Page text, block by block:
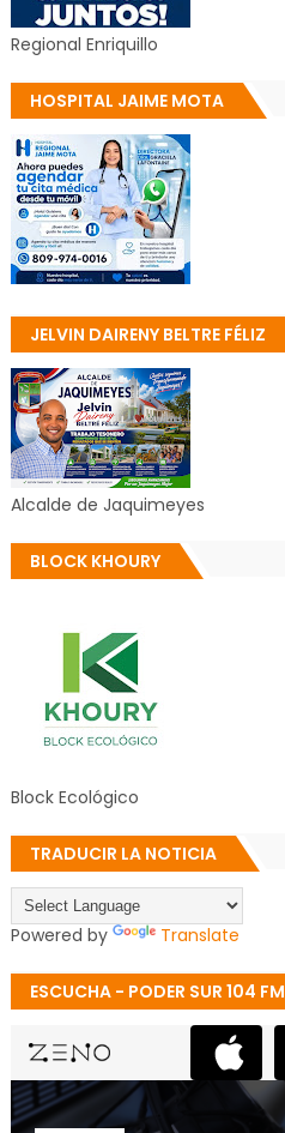
Regional Enriquillo
HOSPITAL JAIME MOTA
JELVIN DAIRENY BELTRE FÉLIZ
Alcalde de Jaquimeyes
BLOCK KHOURY
Block Ecológico
TRADUCIR LA NOTICIA
Powered by Translate
ESCUCHA - PODER SUR 104 FM